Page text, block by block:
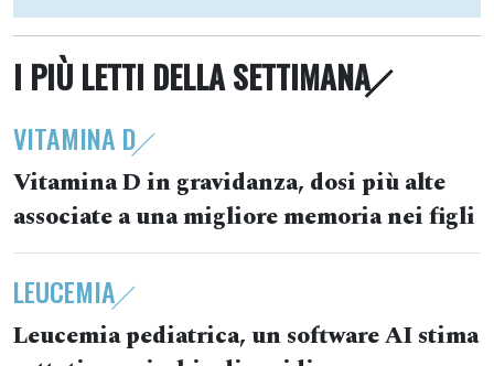
I PIÙ LETTI DELLA SETTIMANA
VITAMINA D
Vitamina D in gravidanza, dosi più alte
associate a una migliore memoria nei figli
LEUCEMIA
Leucemia pediatrica, un software AI stima